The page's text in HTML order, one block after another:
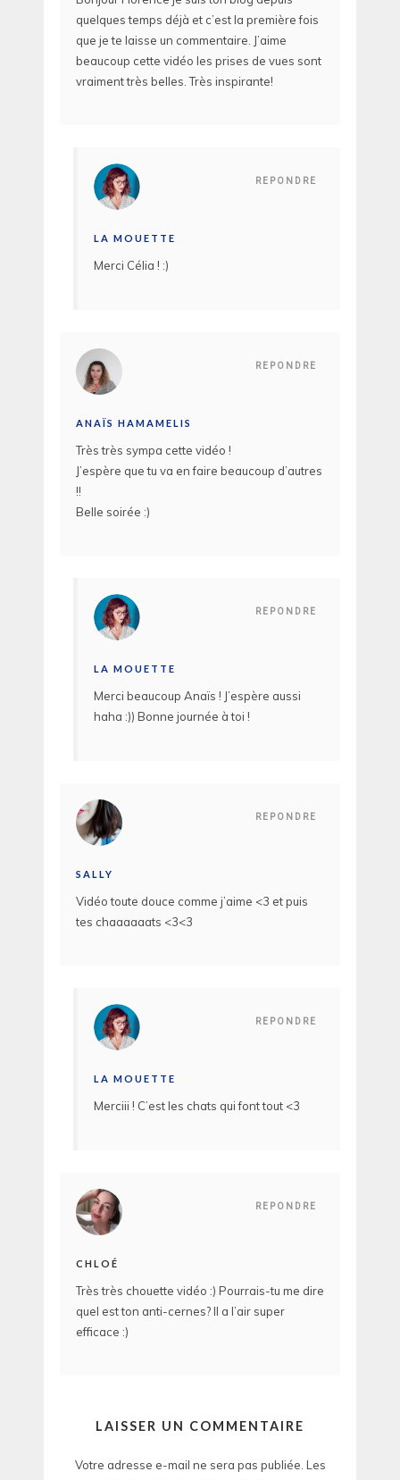
quelques temps déjà et c’est la première fois
que je te laisse un commentaire. J’aime
beaucoup cette vidéo les prises de vues sont
vraiment très belles. Très inspirante!
REPONDRE
LA MOUETTE
Merci Célia ! :)
REPONDRE
ANAÏS HAMAMELIS
Très très sympa cette vidéo !
J’espère que tu va en faire beaucoup d’autres
!!
Belle soirée :)
REPONDRE
LA MOUETTE
Merci beaucoup Anaïs ! J’espère aussi
haha :)) Bonne journée à toi !
REPONDRE
SALLY
Vidéo toute douce comme j’aime <3 et puis
tes chaaaaaats <3<3
REPONDRE
LA MOUETTE
Merciii ! C’est les chats qui font tout <3
REPONDRE
CHLOÉ
Très très chouette vidéo :) Pourrais-tu me dire
quel est ton anti-cernes? Il a l’air super
efficace :)
LAISSER UN COMMENTAIRE
Votre adresse e-mail ne sera pas publiée. Les